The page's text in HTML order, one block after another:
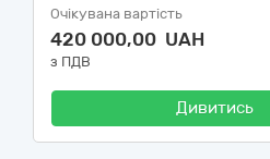
Очікувана вартість
420 000,00 UAH
з ПДВ
Дивитись